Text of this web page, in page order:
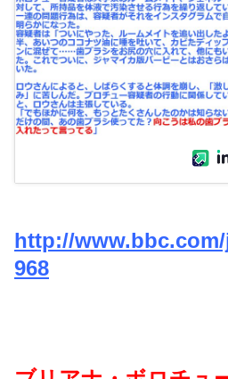
http://www.bbc.com/
968